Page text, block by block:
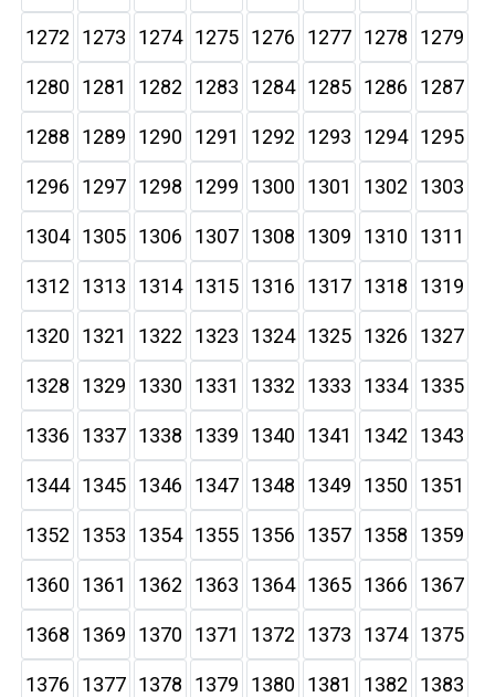
1272 1273 1274 1275 1276 1277 1278 1279
1280 1281 1282 1283 1284 1285 1286 1287
1288 1289 1290 1291 1292 1293 1294 1295
1296 1297 1298 1299 1300 1301 1302 1303
1304 1305 1306 1307 1308 1309 1310 1311
1312 1313 1314 1315 1316 1317 1318 1319
1320 1321 1322 1323 1324 1325 1326 1327
1328 1329 1330 1331 1332 1333 1334 1335
1336 1337 1338 1339 1340 1341 1342 1343
1344 1345 1346 1347 1348 1349 1350 1351
1352 1353 1354 1355 1356 1357 1358 1359
1360 1361 1362 1363 1364 1365 1366 1367
1368 1369 1370 1371 1372 1373 1374 1375
1376 1377 1378 1379 1380 1381 1382 1383